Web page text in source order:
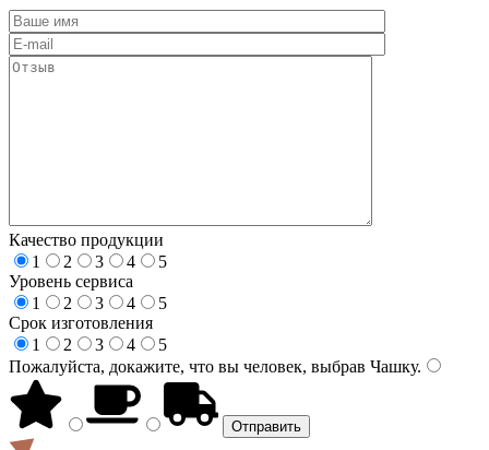
Качество продукции
1
2 3 4
5
Уровень сервиса
1
2 3 4
5
Срок изготовления
1
2 3 4
5
Пожалуйста, докажите, что вы человек, выбрав Чашку.